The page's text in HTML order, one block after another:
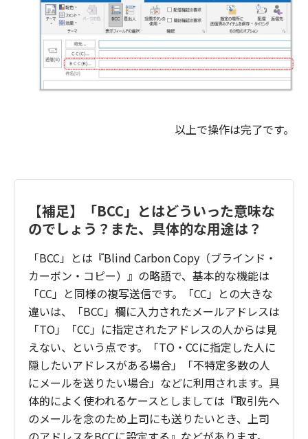
以上で操作は完了です。
【補足】「BCC」とはどういった意味な
のでしょう？また、具体的な用途は？
「BCC」とは『Blind Carbon Copy（ブラインド・
カーボン・コピー）』の略語で、基本的な機能は
「CC」と同様の複写送信です。「CC」との大きな
違いは、「BCC」欄に入力されたメールアドレスは
「TO」「CC」に指定されたアドレスの人からは見
えない、という点です。「TO・CCに指定した人に
隠したいアドレスがある場合」「不特定多数の人
にメールを送りたい場合」などに利用されます。具
体的によく使われるケースとしましては『取引先へ
のメールを念のため上司にも送りたいとき、上司